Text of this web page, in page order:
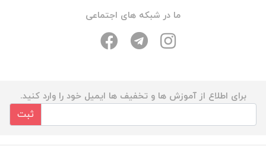
ما در شبکه های اجتماعی
برای اطلاع از آموزش ها و تخفیف ها ایمیل خود را وارد کنید.
ثبت